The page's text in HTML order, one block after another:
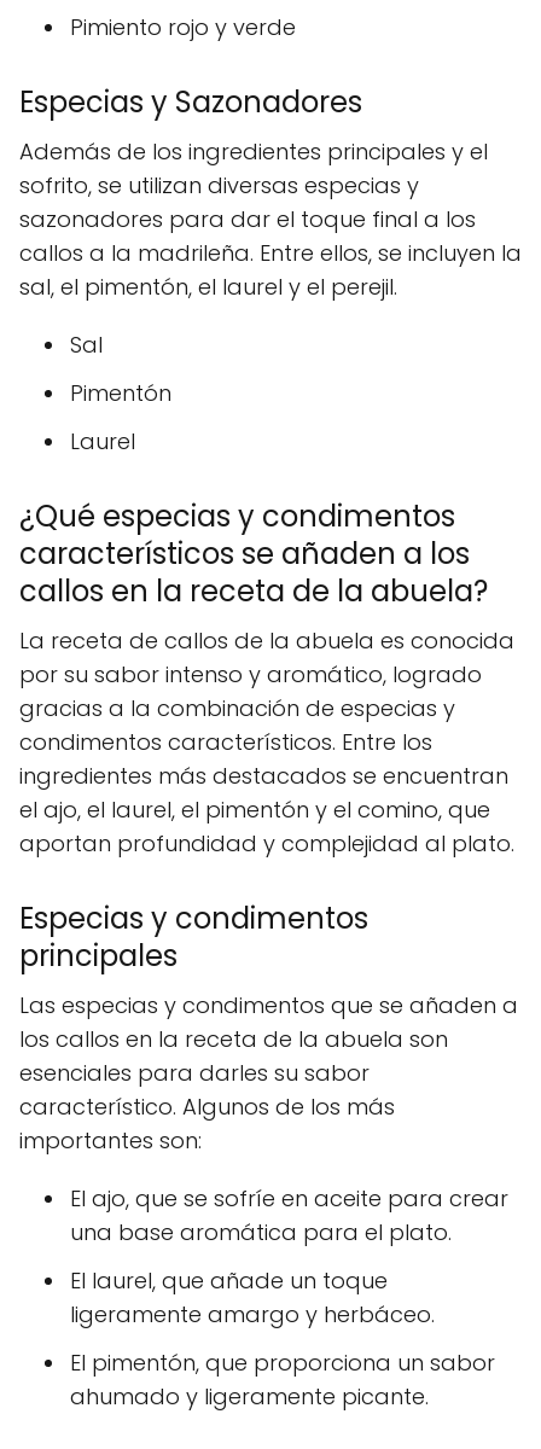
Pimiento rojo y verde
Especias y Sazonadores
Además de los ingredientes principales y el
sofrito, se utilizan diversas especias y
sazonadores para dar el toque final a los
callos a la madrileña. Entre ellos, se incluyen la
sal, el pimentón, el laurel y el perejil.
Sal
Pimentón
Laurel
¿Qué especias y condimentos
característicos se añaden a los
callos en la receta de la abuela?
La receta de callos de la abuela es conocida
por su sabor intenso y aromático, logrado
gracias a la combinación de especias y
condimentos característicos. Entre los
ingredientes más destacados se encuentran
el ajo, el laurel, el pimentón y el comino, que
aportan profundidad y complejidad al plato.
Especias y condimentos
principales
Las especias y condimentos que se añaden a
los callos en la receta de la abuela son
esenciales para darles su sabor
característico. Algunos de los más
importantes son:
El ajo, que se sofríe en aceite para crear
una base aromática para el plato.
El laurel, que añade un toque
ligeramente amargo y herbáceo.
El pimentón, que proporciona un sabor
ahumado y ligeramente picante.